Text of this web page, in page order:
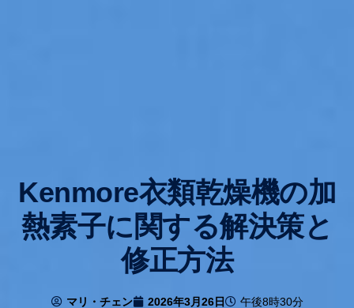
Kenmore衣類乾燥機の加
熱素子に関する解決策と
修正方法
マリ・チェン 2026年3月26日 午後8時30分